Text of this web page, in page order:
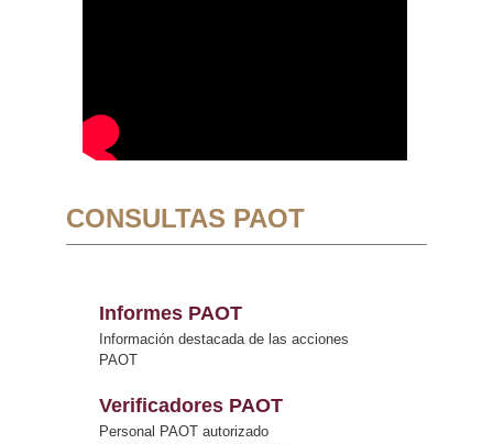
CONSULTAS PAOT
Informes PAOT
Información destacada de las acciones
PAOT
Verificadores PAOT
Personal PAOT autorizado